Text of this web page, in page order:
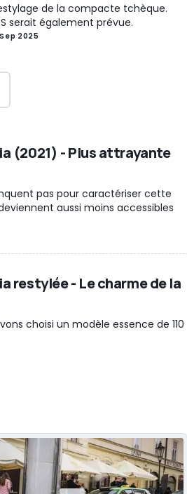
de la compacte tchèque.
serait également prévue.
2025
(2021) - Plus attrayante
pas pour caractériser cette
aussi moins accessibles
restylée - Le charme de la
choisi un modèle essence de 110